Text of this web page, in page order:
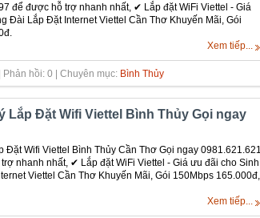
để được hỗ trợ nhanh nhất, ✔ ‎Lắp đặt WiFi Viettel - Giá
Đài Lắp Đặt Internet Viettel Cần Thơ Khuyến Mãi, Gói
Xem tiếp...
hồi: 0 | Chuyên mục: Bình Thủy
Lắp Đặt Wifi Viettel Bình Thủy Gọi ngay
Wifi Viettel Bình Thủy Cần Thơ Gọi ngay 0981.621.621
nhanh nhất, ✔ ‎Lắp đặt WiFi Viettel - Giá ưu đãi cho Sinh
Viettel Cần Thơ Khuyến Mãi, Gói 150Mbps 165.000đ,
Xem tiếp...